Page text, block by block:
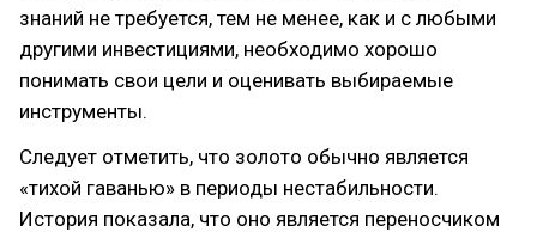
знаний не требуется, тем не менее, как и с любыми
другими инвестициями, необходимо хорошо
понимать свои цели и оценивать выбираемые
инструменты.
Следует отметить, что золото обычно является
«тихой гаванью» в периоды нестабильности.
История показала, что оно является переносчиком